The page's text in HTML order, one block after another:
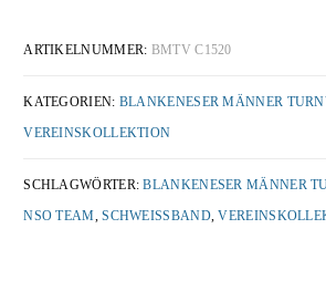
ARTIKELNUMMER: BMTV C1520
KATEGORIEN: BLANKENESER MÄNNER
VEREINSKOLLEKTION
SCHLAGWÖRTER:BLANKENESER MÄNNER
NSO TEAM,SCHWEISSBAND ,